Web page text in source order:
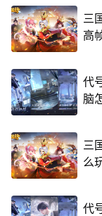
三
高
代
脑
三
么
代